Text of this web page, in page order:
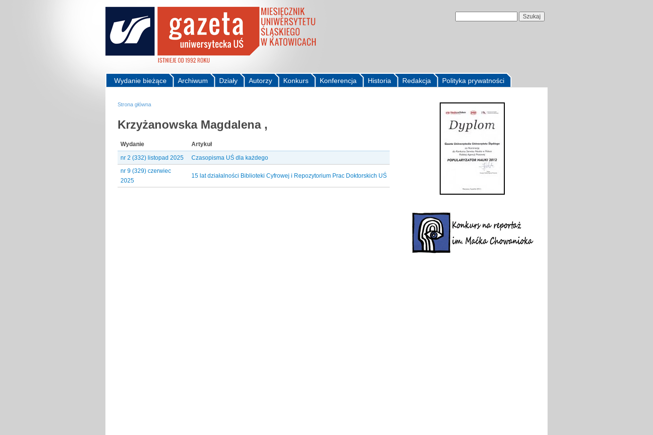
Polityka prywatności
Redakcja
Historia
Konferencja
Konkurs
Autorzy
Działy
Archiwum
Wydanie bieżące
Strona główna
Krzyżanowska Magdalena ,
Wydanie
Artykuł
nr 2 (332) listopad 2025
Czasopisma UŚ dla każdego
nr 9 (329) czerwiec
2025
15 lat działalności Biblioteki Cyfrowej i Repozytorium Prac Doktorskich UŚ